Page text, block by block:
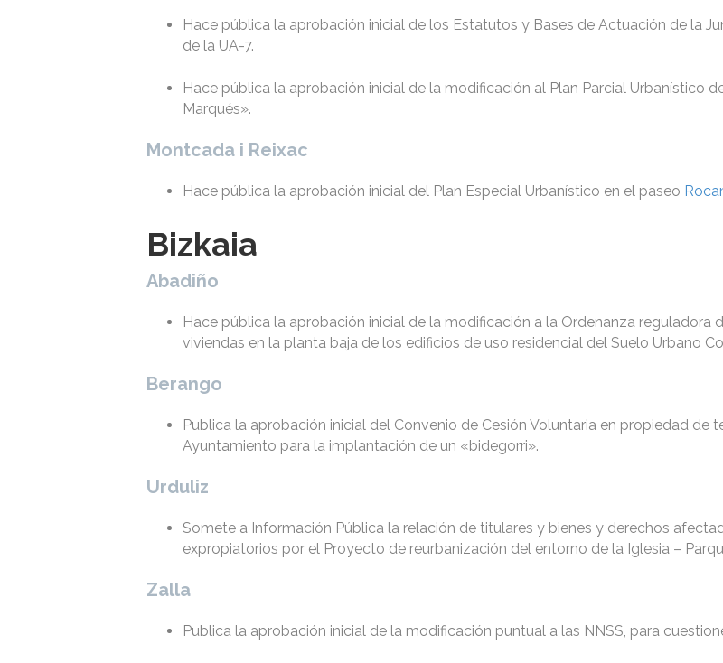
Hace pública la aprobación inicial de los Estatutos y Bases de Actuación de la
de la UA-7.
Hace pública la aprobación inicial de la modificación al Plan Parcial Urbanístico
Marqués».
Montcada i Reixac
Hace pública la aprobación inicial del Plan Especial Urbanístico en el paseo
Bizkaia
Abadiño
Hace pública la aprobación inicial de la modificación a la Ordenanza reguladora
viviendas en la planta baja de los edificios de uso residencial del Suelo Urbano
Berango
Publica la aprobación inicial del Convenio de Cesión Voluntaria en propiedad de
Ayuntamiento para la implantación de un «bidegorri».
Urduliz
Somete a Información Pública la relación de titulares y bienes y derechos
expropiatorios por el Proyecto de reurbanización del entorno de la Iglesia –
Zalla
Publica la aprobación inicial de la modificación puntual a las NNSS, para